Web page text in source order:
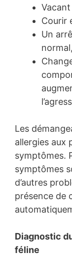
Courir
Un
Les
allergies aux
symptômes.
symptômes
d’autres
présence de
Diagnostic
féline